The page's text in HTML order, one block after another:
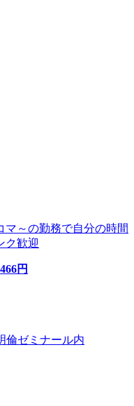
マ～の勤務で自分の時間
ク歓迎
円
倫ゼミナール内